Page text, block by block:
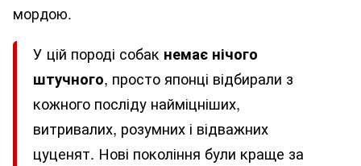
мордою.
У цій породі собак немає нічого
штучного, просто японці відбирали з
кожного посліду найміцніших,
витривалих, розумних і відважних
цуценят. Нові покоління були краще за